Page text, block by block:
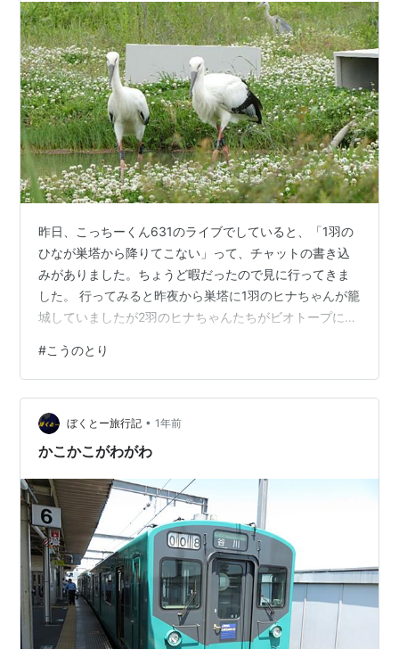
昨日、こっちーくん631のライブでしていると、「1羽の
ひなが巣塔から降りてこない」って、チャットの書き込
みがありました。ちょうど暇だったので見に行ってきま
した。 行ってみると昨夜から巣塔に1羽のヒナちゃんが籠
城していましたが2羽のヒナちゃんたちがビオトープにい
に降りてきたので、夢中で写真を撮りました。 ここでこ
うのとり大好きな仲間がよく来られるので、お話するこ
とがありますが、今日のスマホで写真を撮っておられた
女性は www.youtube.com ライブのチャット仲間の方で
した。 ２羽の幼鳥さん、かなり近くまで寄ってきてくれ
#こうのとり
ぼくとー旅行記 • 1年前
かこかこがわがわ